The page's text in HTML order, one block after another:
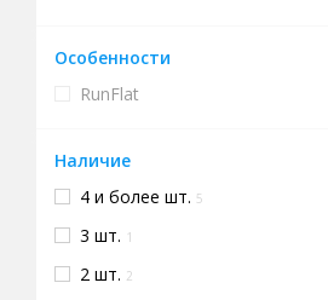
Особенности
RunFlat
Наличие
4 и более шт. 5
3 шт. 1
2 шт. 2